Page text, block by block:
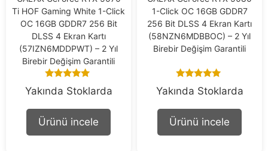
Ti HOF Gaming White 1-Click
OC 16GB GDDR7 256 Bit
DLSS 4 Ekran Kartı
(57IZN6MDDPWT) – 2 Yıl
Birebir Değişim Garantili
5.00
out of 5
Yakında Stoklarda
Ürünü incele
1-Click OC 16GB GDDR7
256 Bit DLSS 4 Ekran Kartı
(58NZN6MDBBOC) – 2 Yıl
Birebir Değişim Garantili
5.00
out of 5
Yakında Stoklarda
Ürünü incele